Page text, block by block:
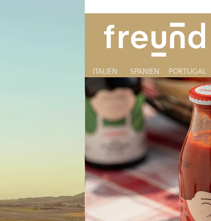
ITALIEN SPANIEN PORTUGAL